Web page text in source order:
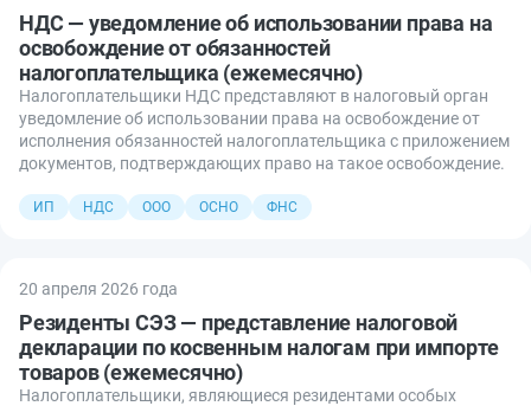
НДС — уведомление об использовании права на
освобождение от обязанностей
налогоплательщика (ежемесячно)
Налогоплательщики НДС представляют в налоговый орган
уведомление об использовании права на освобождение от
исполнения обязанностей налогоплательщика с приложением
документов, подтверждающих право на такое освобождение.
ИП НДС ООО ОСНО ФНС
20 апреля 2026 года
Резиденты СЭЗ — представление налоговой
декларации по косвенным налогам при импорте
товаров (ежемесячно)
Налогоплательщики, являющиеся резидентами особых